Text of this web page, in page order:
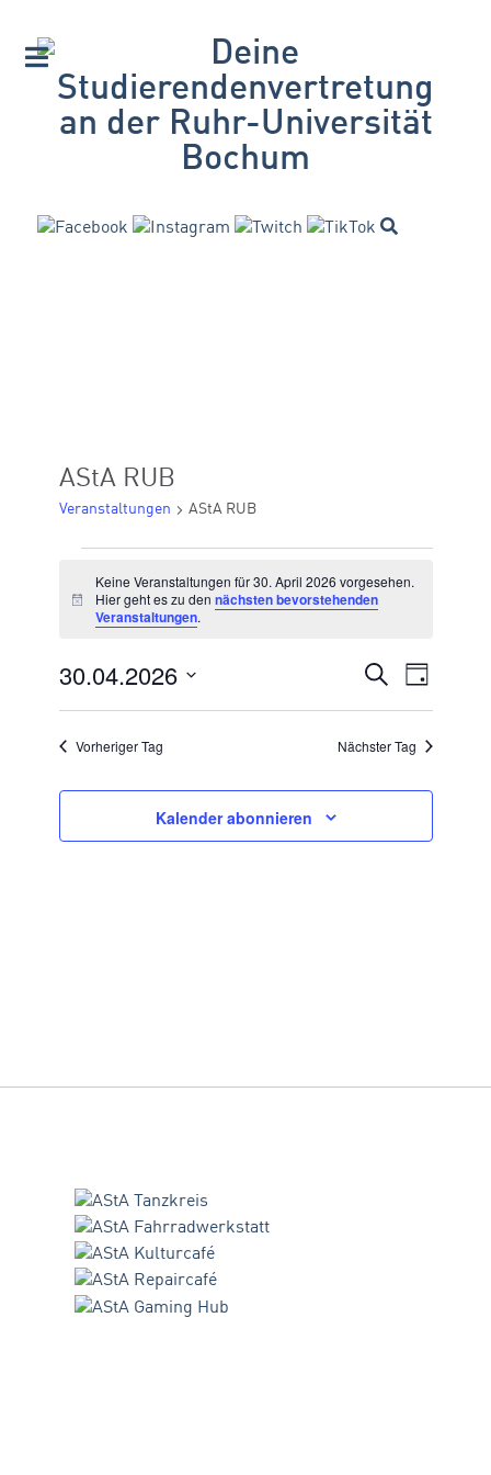
AStA RUB
Veranstaltungen AStA RUB
FÜR
APRIL
2026
Hinweis
Keine Veranstaltungen für 30. April 2026 vorgesehen.
Hier geht es zu dennächsten bevorstehenden
Veranstaltungen.
SUCHE
UND
Suche
Tag
30.04.2026
Vorheriger Tag Nächster Tag
Kalender abonnieren